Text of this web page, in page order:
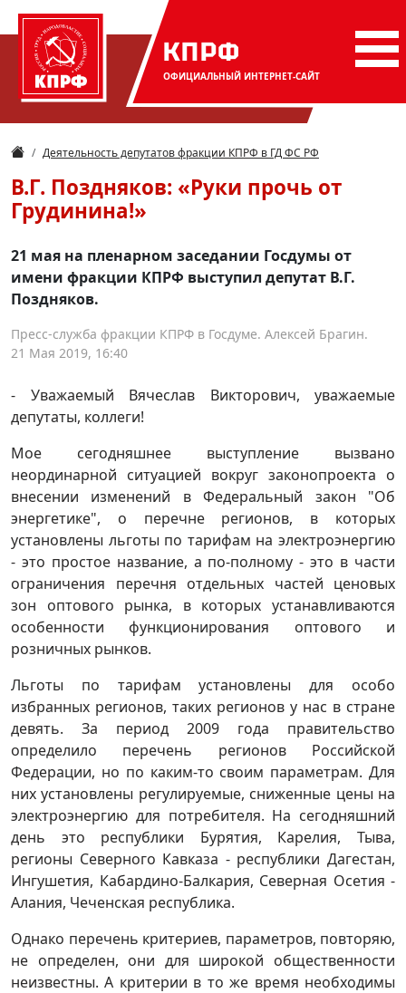
КПРФ
ОФИЦИАЛЬНЫЙ ИНТЕРНЕТ-САЙТ
Деятельность депутатов фракции КПРФ в ГД ФС РФ
В.Г. Поздняков: «Руки прочь от
Грудинина!»
21 мая на пленарном заседании Госдумы от
имени фракции КПРФ выступил депутат В.Г.
Поздняков.
Пресс-служба фракции КПРФ в Госдуме. Алексей Брагин.
21 Мая 2019, 16:40
- Уважаемый Вячеслав Викторович, уважаемые
депутаты, коллеги!
Мое сегодняшнее выступление вызвано
неординарной ситуацией вокруг законопроекта о
внесении изменений в Федеральный закон "Об
энергетике", о перечне регионов, в которых
установлены льготы по тарифам на электроэнергию
- это простое название, а по-полному - это в части
ограничения перечня отдельных частей ценовых
зон оптового рынка, в которых устанавливаются
особенности функционирования оптового и
розничных рынков.
Льготы по тарифам установлены для особо
избранных регионов, таких регионов у нас в стране
девять. За период 2009 года правительство
определило перечень регионов Российской
Федерации, но по каким-то своим параметрам. Для
них установлены регулируемые, сниженные цены на
электроэнергию для потребителя. На сегодняшний
день это республики Бурятия, Карелия, Тыва,
регионы Северного Кавказа - республики Дагестан,
Ингушетия, Кабардино-Балкария, Северная Осетия -
Алания, Чеченская республика.
Однако перечень критериев, параметров, повторяю,
не определен, они для широкой общественности
неизвестны. А критерии в то же время необходимы